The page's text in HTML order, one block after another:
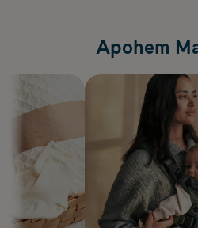
Apohem